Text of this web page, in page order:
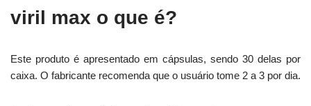
viril max o que é?
Este produto é apresentado em cápsulas, sendo 30 delas por
caixa. O fabricante recomenda que o usuário tome 2 a 3 por dia.